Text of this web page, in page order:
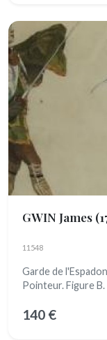
GWIN James
11548
Garde de
Pointeur. Figure B.
140 €